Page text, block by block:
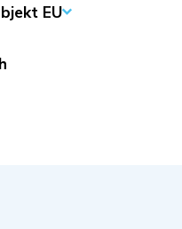
EU